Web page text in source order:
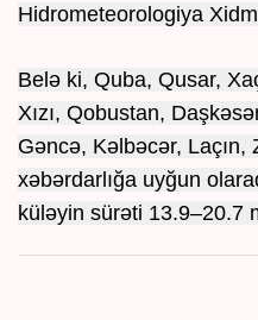
Hidrometeorologiya
Belə ki, Quba, Qusar,
Xızı, Qobustan,
Gəncə, Kəlbəcər, Laçın,
xəbərdarlığa uyğun
küləyin sürəti 13.9–20.7